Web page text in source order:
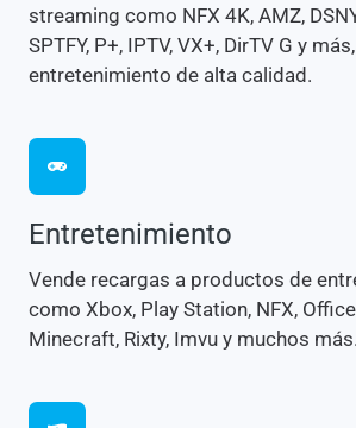
streaming como NFX 4K, AMZ,
SPTFY, P+, IPTV, VX+, DirTV G y
entretenimiento de alta calidad.
Entretenimiento
Vende recargas a productos de
como Xbox, Play Station, NFX,
Minecraft, Rixty, Imvu y muchos más.